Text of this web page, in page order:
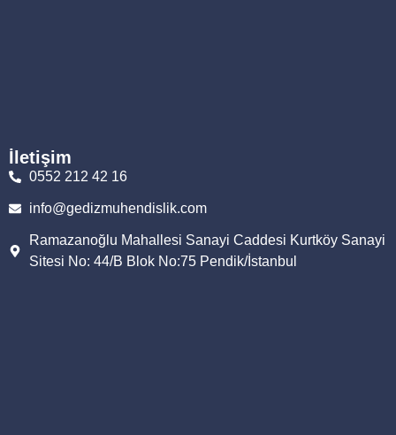
İletişim
0552 212 42 16
info@gedizmuhendislik.com
Ramazanoğlu Mahallesi Sanayi Caddesi Kurtköy Sanayi
Sitesi No: 44/B Blok No:75 Pendik/İstanbul